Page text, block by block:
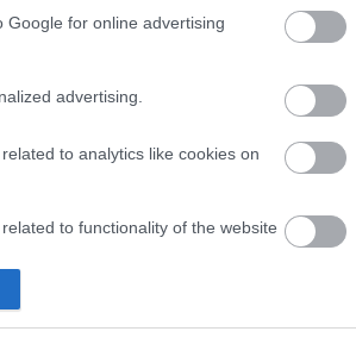
Google for online advertising
advertising.
to analytics like cookies on
to functionality of the website
Οι
στα βραβεία
μπήκαν στη λίστα με τις